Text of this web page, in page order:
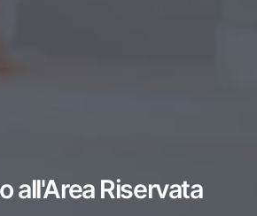
all'Area Riservata